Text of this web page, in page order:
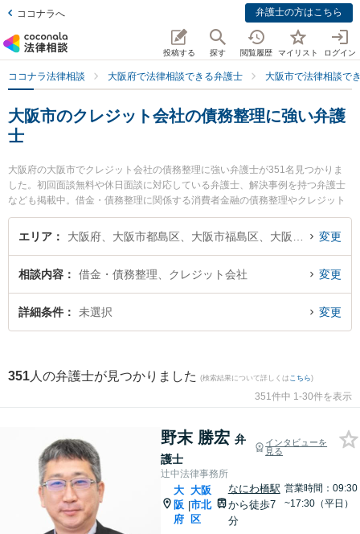
ココナラへ 弁護士の方はこちら
投稿する 探す 閲覧履歴 マイリスト ログイン
ココナラ法律相談 大阪府で法律相談できる弁護士 大阪市で法律相談で
大阪市のクレジット会社の債務整理に強い弁護
士
大阪府の大阪市でクレジット会社の債務整理に強い弁護士が351名見つかりま
した。初回面談無料や休日面談に対応している弁護士、解決事例を持つ弁護士
なども掲載中。借金・債務整理に関係する消費者金融の債務整理やクレジット
会社の債務整理、リボ払いの債務整理等の細かな分野での絞り込み検索もでき
便利です。特に辻中法律事務所の野末 勝宏弁護士や橋本亮法律事務所の橋本 亮
社の債務整理のトラブルを今すぐに弁護士に相談したい』『クレジット会社の
債務整理のトラブル解決の実績豊富な近くの弁護士を検索したい』『初回相談
無料でクレジット会社の債務整理を法律相談できる大阪市内の弁護士に相談予
エリア 変更
相談内容 借金・債務整理、クレジット会社 変更
詳細条件 未選択 変更
351 人の弁護士が見つかりました (検索結果について詳しくは こちら)
351件中 1-30件を表示
野末 勝宏 弁
護士
インタビューを
見る
辻中法律事務所
大
阪
府
|
大阪
市北
区
なにわ橋駅
から徒歩7
分
営業時間：09:30
~17:30（平日）